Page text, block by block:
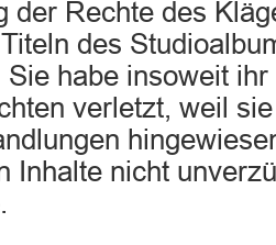
der Rechte des
des
Sie habe insoweit
verletzt, weil
Inhalte nicht